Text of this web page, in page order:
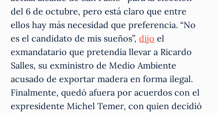
del 6 de octubre, pero está claro que entre
ellos hay más necesidad que preferencia. “No
es el candidato de mis sueños”,dijo el
exmandatario que pretendía llevar a Ricardo
Salles, su exministro de Medio Ambiente
acusado de exportar madera en forma ilegal.
Finalmente, quedó afuera por acuerdos con el
expresidente Michel Temer, con quien decidió